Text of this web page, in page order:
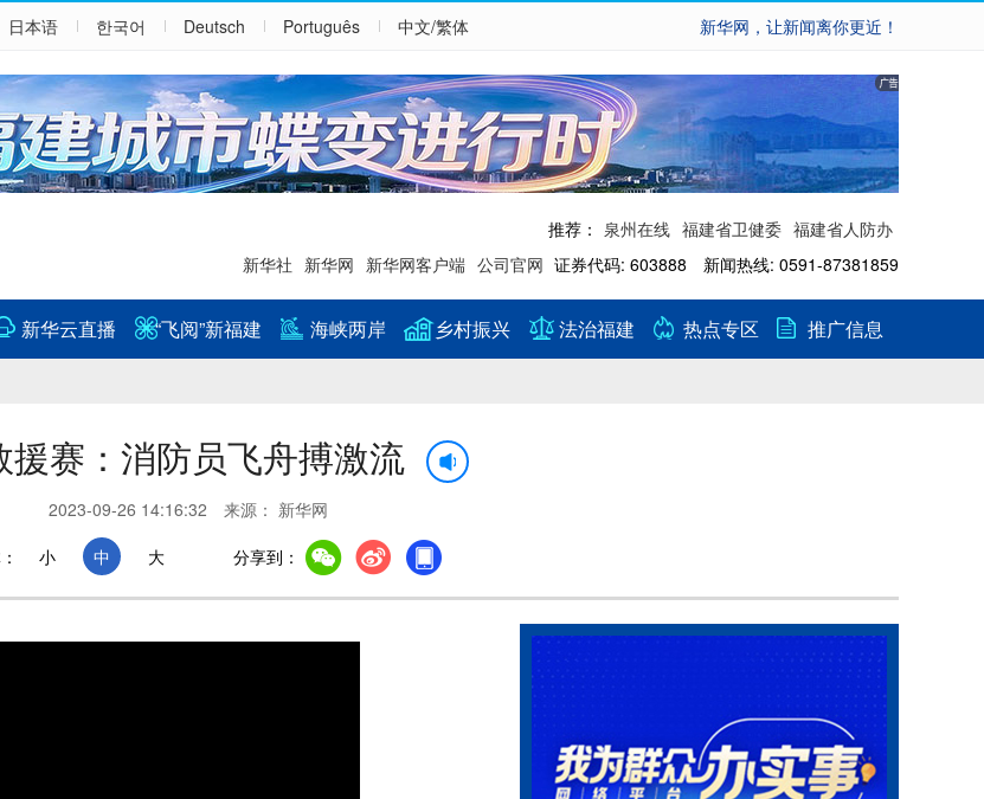
日本语 한국어 Deutsch Português 中文/繁体 新华网，让新闻离你更近！
推荐： 泉州在线 福建省卫健委 福建省人防办
新华社 新华网 新华网客户端 公司官网 证券代码: 603888 新闻热线: 0591-87381859
新华云直播 “飞阅”新福建 海峡两岸 乡村振兴 法治福建 热点专区
推广信息
援赛：消防员飞舟搏激流
2023-09-26 14:16:32 来源： 新华网
小 中 大 分享到：